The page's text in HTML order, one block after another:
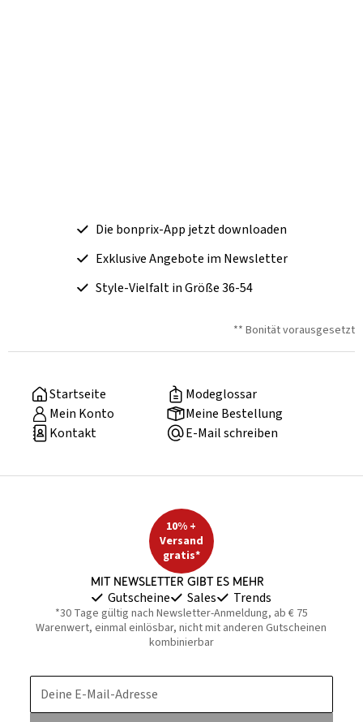
Die bonprix-App jetzt downloaden
Exklusive Angebote im Newsletter
Style-Vielfalt in Größe 36-54
** Bonität vorausgesetzt
Startseite
Modeglossar
Mein Konto
Meine Bestellung
Kontakt
E-Mail schreiben
10% +
Versand
gratis*
Mit Newsletter gibt es mehr
Gutscheine Sales Trends
*30 Tage gültig nach Newsletter-Anmeldung, ab € 75
Warenwert, einmal einlösbar, nicht mit anderen Gutscheinen
kombinierbar
Deine E-Mail-Adresse